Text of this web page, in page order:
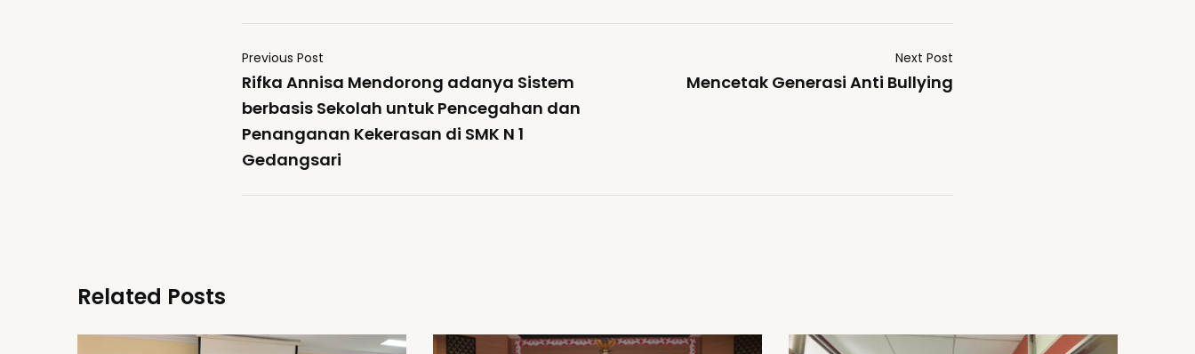
Previous Post
Rifka Annisa Mendorong adanya Sistem
berbasis Sekolah untuk Pencegahan dan
Penanganan Kekerasan di SMK N 1
Gedangsari
Next Post
Mencetak Generasi Anti Bullying
Related Posts